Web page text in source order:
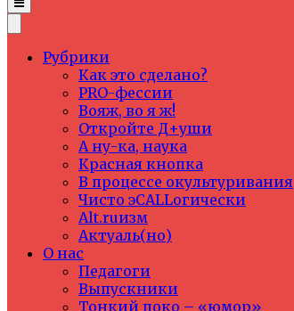
Рубрики
Как это сделано?
PRO-фессии
Вояж, во я ж!
Откройте Д+уши
А ну-ка, наука
Красная кнопка
В процессе окультуривания
Чисто эCALLогически
Alt.ruизм
Актуаль(но)
О нас
Педагоги
Выпускники
Тонкий поко – «юмор»